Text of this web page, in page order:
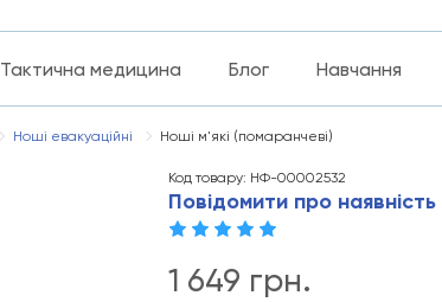
Тактична медицина Блог Навчання
Ноші евакуаційні Ноші м'які (помаранчеві)
Код товару: НФ-00002532
Повідомити про наявність
1 649 грн.